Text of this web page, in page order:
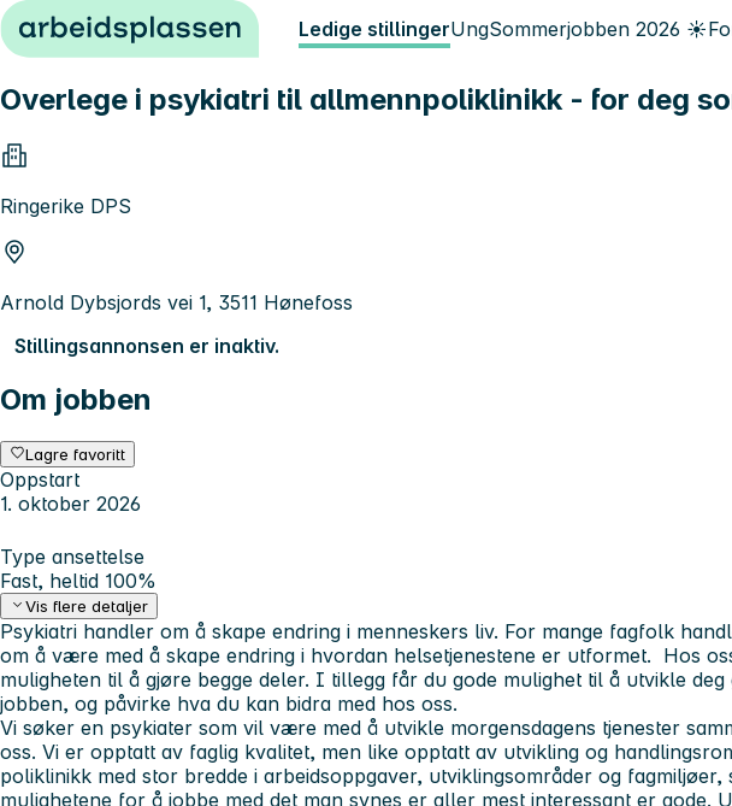
Hopp til innhold Ledige stillingerUngSommerjobben 2026 ☀️
Overlege i psykiatri til allmennpoliklinikk - for deg
Ringerike DPS
Arnold Dybsjords vei 1, 3511 Hønefoss
Stillingsannonsen er inaktiv.
Om jobben
Lagre favoritt
Oppstart
1. oktober 2026
Type ansettelse
Fast, heltid 100%
Vis flere detaljer
Psykiatri handler om å skape endring i menneskers liv. For mange fagfolk
om å være med å skape endring i hvordan helsetjenestene er utformet. Hos
muligheten til å gjøre begge deler. I tillegg får du gode mulighet til å utvikle deg
jobben, og påvirke hva du kan bidra med hos oss.
Vi søker en psykiater som vil være med å utvikle morgensdagens tjenester
oss. Vi er opptatt av faglig kvalitet, men like opptatt av utvikling og
poliklinikk med stor bredde i arbeidsoppgaver, utviklingsområder og fagmiljøer,
mulighetene for å jobbe med det man synes er aller mest interessant er gode.